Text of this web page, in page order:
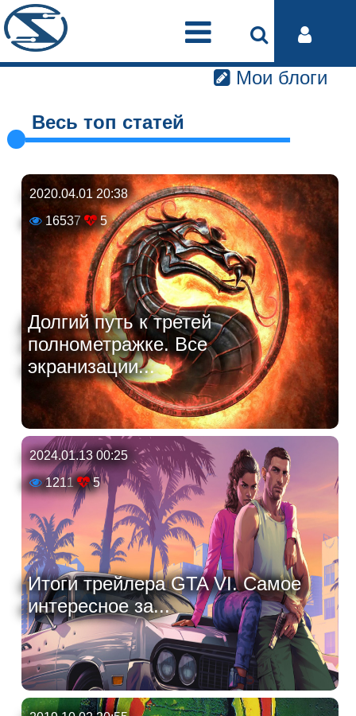
Мои блоги
Весь топ статей
2020.04.01 20:38
16537
5
Долгий путь к третей
полнометражке. Все
экранизации...
2024.01.13 00:25
1211
5
Итоги трейлера GTA VI. Самое
интересное за...